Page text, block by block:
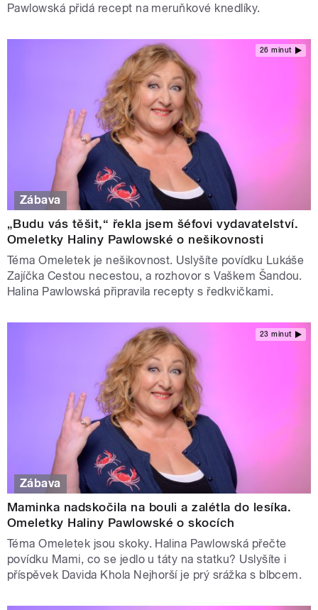
Pawlowská přidá recept na meruňkové knedlíky.
26 minut
Zábava
„Budu vás těšit,“ řekla jsem šéfovi vydavatelství.
Omeletky Haliny Pawlowské o nešikovnosti
Téma Omeletek je nešikovnost. Uslyšíte povídku Lukáše
Zajíčka Cestou necestou, a rozhovor s Vaškem Šandou.
Halina Pawlowská připravila recepty s ředkvičkami.
23 minut
Zábava
Maminka nadskočila na bouli a zalétla do lesíka.
Omeletky Haliny Pawlowské o skocích
Téma Omeletek jsou skoky. Halina Pawlowská přečte
povídku Mami, co se jedlo u táty na statku? Uslyšíte i
příspěvek Davida Khola Nejhorší je prý srážka s blbcem.